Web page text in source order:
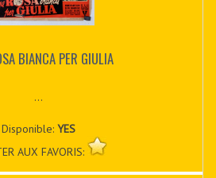
BIANCA PER GIULIA
...
Disponible:YES
AUX FAVORIS: